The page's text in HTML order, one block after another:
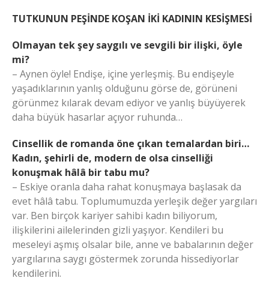
TUTKUNUN PEŞİNDE KOŞAN İKİ KADININ KESİŞMESİ
Olmayan tek şey saygılı ve sevgili bir ilişki, öyle
mi?
– Aynen öyle! Endişe, içine yerleşmiş. Bu endişeyle
yaşadıklarının yanlış olduğunu görse de, görüneni
görünmez kılarak devam ediyor ve yanlış büyüyerek
daha büyük hasarlar açıyor ruhunda…
Cinsellik de romanda öne çıkan temalardan biri…
Kadın, şehirli de, modern de olsa cinselliği
konuşmak hâlâ bir tabu mu?
– Eskiye oranla daha rahat konuşmaya başlasak da
evet hâlâ tabu. Toplumumuzda yerleşik değer yargıları
var. Ben birçok kariyer sahibi kadın biliyorum,
ilişkilerini ailelerinden gizli yaşıyor. Kendileri bu
meseleyi aşmış olsalar bile, anne ve babalarının değer
yargılarına saygı göstermek zorunda hissediyorlar
kendilerini.